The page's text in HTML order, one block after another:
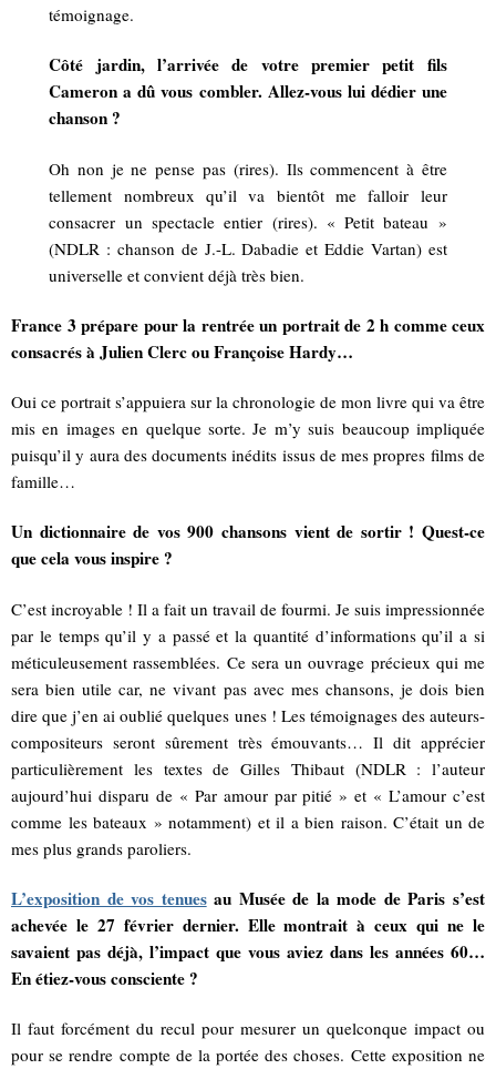
témoignage.
Côté jardin, l’arrivée de votre premier petit fils
Cameron a dû vous combler. Allez-vous lui dédier une
chanson ?
Oh non je ne pense pas (rires). Ils commencent à être
tellement nombreux qu’il va bientôt me falloir leur
consacrer un spectacle entier (rires). « Petit bateau »
(NDLR : chanson de J.-L. Dabadie et Eddie Vartan) est
universelle et convient déjà très bien.
France 3 prépare pour la rentrée un portrait de 2 h comme ceux
consacrés à Julien Clerc ou Françoise Hardy…
Oui ce portrait s’appuiera sur la chronologie de mon livre qui va être
mis en images en quelque sorte. Je m’y suis beaucoup impliquée
puisqu’il y aura des documents inédits issus de mes propres films de
famille…
Un dictionnaire de vos 900 chansons vient de sortir ! Quest-ce
que cela vous inspire ?
C’est incroyable ! Il a fait un travail de fourmi. Je suis impressionnée
par le temps qu’il y a passé et la quantité d’informations qu’il a si
méticuleusement rassemblées. Ce sera un ouvrage précieux qui me
sera bien utile car, ne vivant pas avec mes chansons, je dois bien
dire que j’en ai oublié quelques unes ! Les témoignages des auteurs-
compositeurs seront sûrement très émouvants… Il dit apprécier
particulièrement les textes de Gilles Thibaut (NDLR : l’auteur
aujourd’hui disparu de « Par amour par pitié » et « L’amour c’est
comme les bateaux » notamment) et il a bien raison. C’était un de
mes plus grands paroliers.
L’exposition de vos tenuesau Musée de la mode de Paris s’est
achevée le 27 février dernier. Elle montrait à ceux qui ne le
savaient pas déjà, l’impact que vous aviez dans les années 60…
En étiez-vous consciente ?
Il faut forcément du recul pour mesurer un quelconque impact ou
pour se rendre compte de la portée des choses. Cette exposition ne